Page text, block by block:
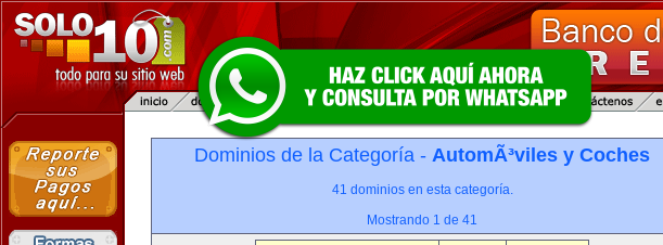
Dominios de la Categoría - AutomÃ³viles y Coches
41 dominios en esta categoría.
Mostrando 1 de 41